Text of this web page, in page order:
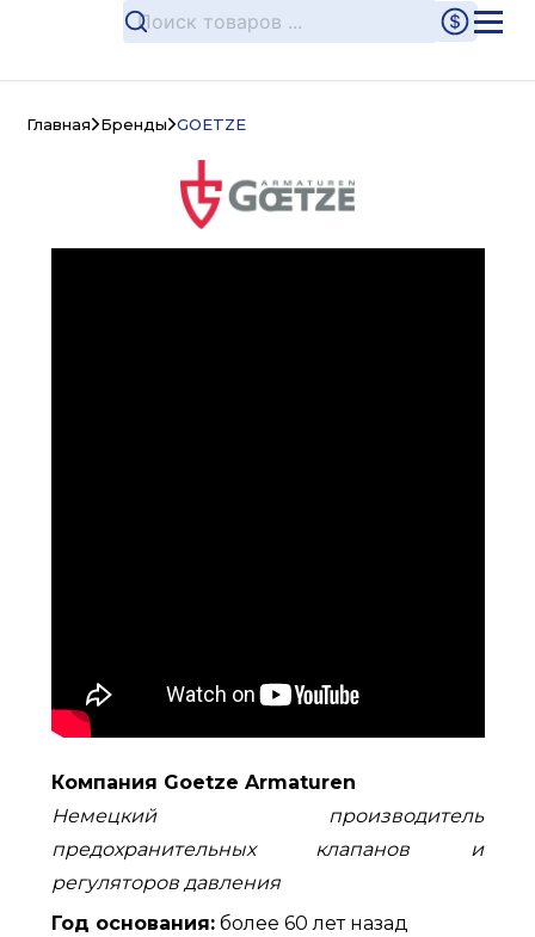
Главная Бренды GOETZE
Компания Goetze Armaturen
Немецкий производитель
предохранительных клапанов и
регуляторов давления
Год основания:более 60 лет назад